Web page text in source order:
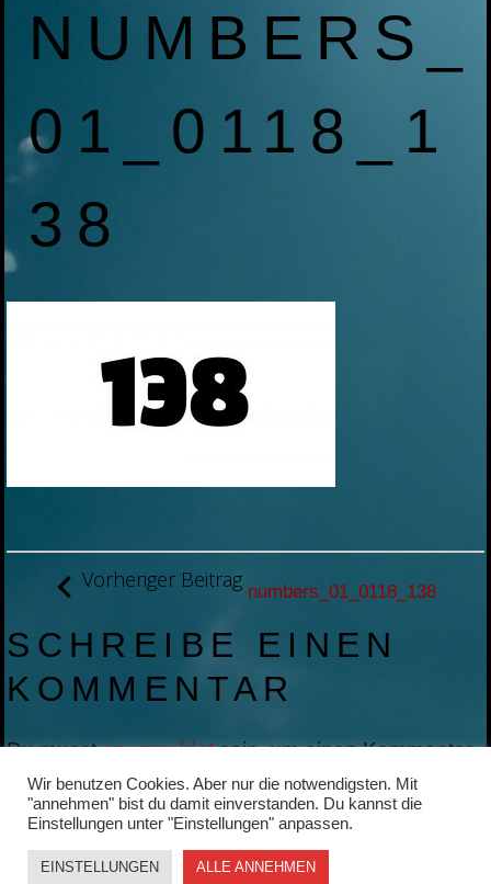
SPRINGEN
NUMBERS_
01_0118_1
38
BEITRAGSNAVIGATION
Vorheriger Beitrag numbers_01_0118_138
SCHREIBE EINEN
KOMMENTAR
Du musstangemeldetsein, um einen Kommentar
abzugeben.
Wir benutzen Cookies. Aber nur die notwendigsten. Mit
"annehmen" bist du damit einverstanden. Du kannst die
Einstellungen unter "Einstellungen" anpassen.
EINSTELLUNGEN ALLE ANNEHMEN